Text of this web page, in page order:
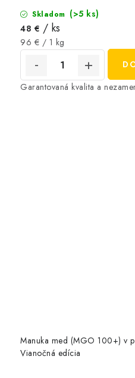
Skladom (>5 ks)
48 € / ks
Jednotková
cena:
96 € / 1 kg
Garantovaná kvalita a
Manuka med (MGO 100+) v
Vianočná edícia